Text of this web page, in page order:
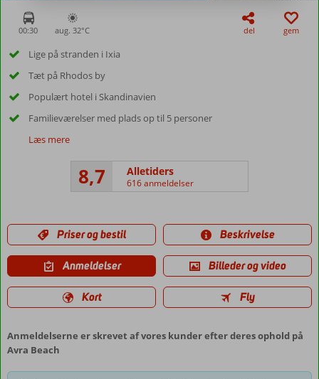
00:30 aug. 32°C del gem
Lige på stranden i Ixia
Tæt på Rhodos by
Populært hotel i Skandinavien
Familieværelser med plads op til 5 personer
Læs mere
8,7 Alletiders
616 anmeldelser
Priser og bestil Beskrivelse
Anmeldelser Billeder og video
Kort Fly
Anmeldelserne er skrevet af vores kunder efter deres ophold på
Avra Beach